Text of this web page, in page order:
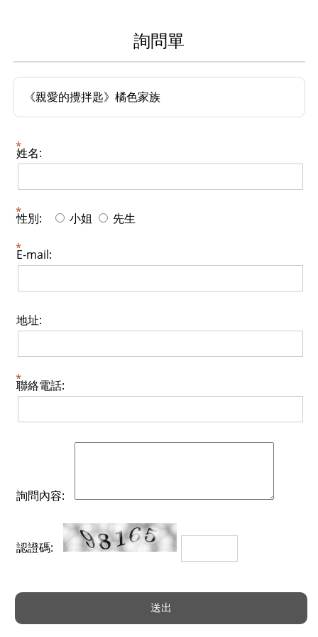
詢問單
《親愛的攪拌匙》橘色家族
姓名:
性別: 小姐 先生
E-mail:
地址:
聯絡電話:
詢問內容:
認證碼: